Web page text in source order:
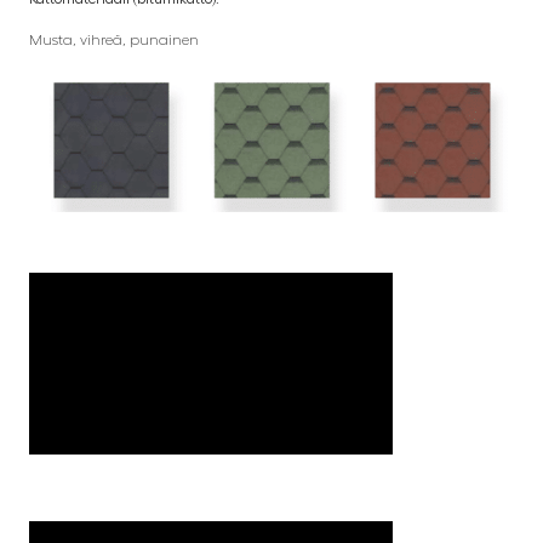
Musta, vihreä, punainen